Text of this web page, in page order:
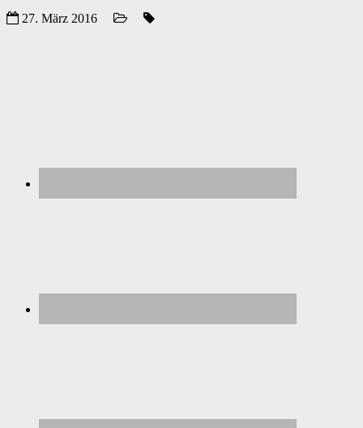
27. März 2016